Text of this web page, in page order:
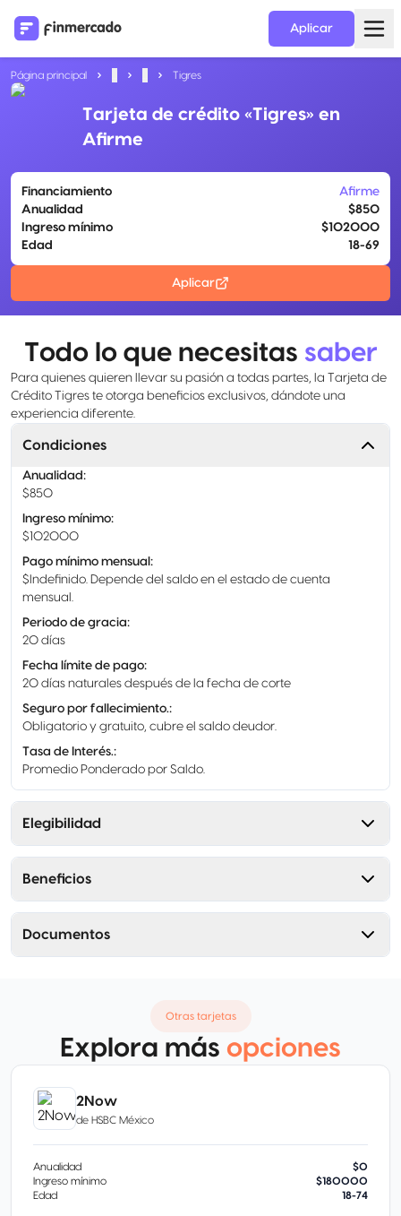
Aplicar
Página principal Tigres
Tarjeta de crédito «Tigres» en
Afirme
Financiamiento
Afirme
Anualidad
$850
Ingreso mínimo
$102000
Edad
18-69
Aplicar
Todo lo que necesitas saber
Para quienes quieren llevar su pasión a todas partes, la Tarjeta de
Crédito Tigres te otorga beneficios exclusivos, dándote una
experiencia diferente.
Condiciones
Anualidad:
$850
Ingreso mínimo:
$102000
Pago mínimo mensual :
$Indefinido. Depende del saldo en el estado de cuenta
mensual.
Periodo de gracia:
20 días
Fecha límite de pago:
20 días naturales después de la fecha de corte
Seguro por fallecimiento.:
Obligatorio y gratuito, cubre el saldo deudor.
Tasa de Interés.:
Promedio Ponderado por Saldo.
Elegibilidad
Beneficios
Documentos
Otras tarjetas
Explora más opciones
2Now
de HSBC México
Anualidad
$0
Ingreso mínimo
$180000
Edad
18-74